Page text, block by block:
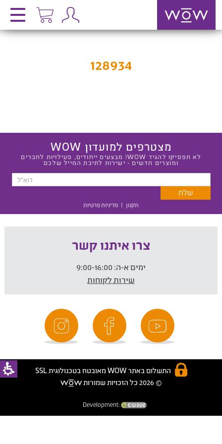
128934
מצטרפים למועדון WOW
לא תפסיקו להגיד WOW! מבצעים ייחודים, פעילויות לחברים
ומוצרים חדשים - ישירות לתיבת המייל שלכם
תקנון | מדיניות פרטיות
צרו איתנו קשר
ימים א-ה:
שירות לקוחות
התשלום באתר WOW מאובטח בטכנולוגית SSL
© 2026 כל הזכויות שמורות
Development: